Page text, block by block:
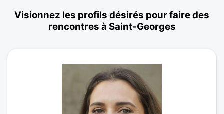
Visionnez les profils désirés pour faire des
rencontres à Saint-Georges